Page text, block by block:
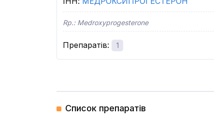
Rp.: Medroxyprogesterone
Препаратів: 1
Список препаратів